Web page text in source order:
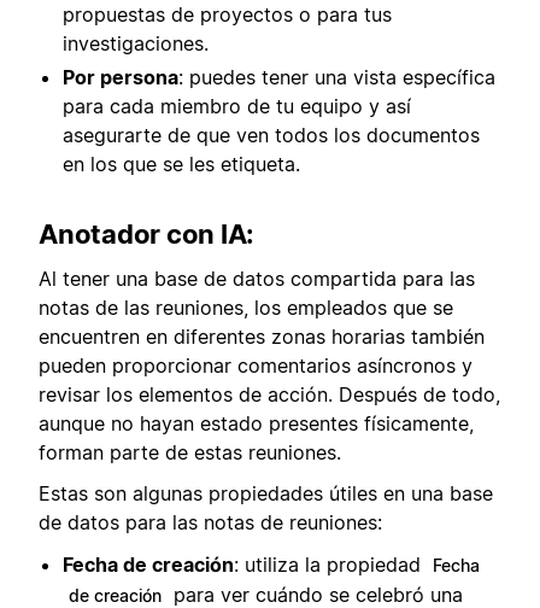
propuestas de proyectos o para tus
investigaciones.
Por persona: puedes tener una vista específica
para cada miembro de tu equipo y así
asegurarte de que ven todos los documentos
en los que se les etiqueta.
Anotador con IA:
Al tener una base de datos compartida para las
notas de las reuniones, los empleados que se
encuentren en diferentes zonas horarias también
pueden proporcionar comentarios asíncronos y
revisar los elementos de acción. Después de todo,
aunque no hayan estado presentes físicamente,
forman parte de estas reuniones.
Estas son algunas propiedades útiles en una base
de datos para las notas de reuniones:
Fecha de creación: utiliza la propiedad
Fecha
de creación
para ver cuándo se celebró una